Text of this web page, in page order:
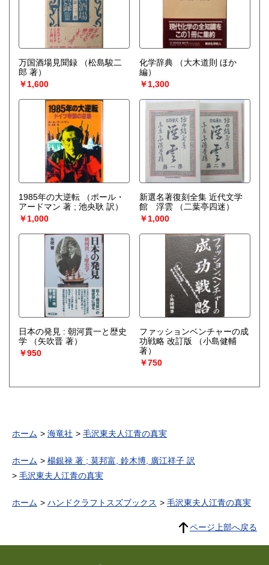
万国酒場見聞録
（松島駿二
郎 著）
￥1,600
化学辞典
（大木道則 ほか
編）
￥1,300
1985年の大逆転
（ポール・
アードマン 著 ; 池央耿 訳）
￥1,000
新選名著復刻全集 近代文学
館 浮雲
（二葉亭四迷）
￥1,000
日本の発見 : 朝河貫一と歴史
学
（矢吹晋 著）
￥950
ファッションベンチャーの成
功戦略 改訂版
（小島健輔
著）
￥750
ホーム 海竜社 毛沢東夫人江青の真実
ホーム
楊銀禄 著 ; 莫邦富, 鈴木博, 廣江祥子 訳
毛沢東夫人江青の真実
ホーム ハンドクラフトスズブックス 毛沢東夫人江青の真実
ページ上部へ戻る